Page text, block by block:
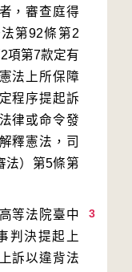
，審查庭得
第92條第2
項第7款定有
法上所保障
程序提起訴
律或命令發
釋憲法，司
法）第5條第
3
等法院臺中
判決提起上
訴以違背法